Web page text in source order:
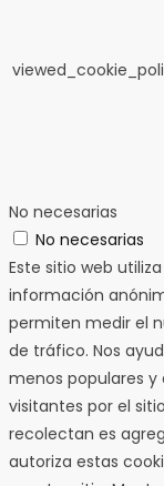
No necesarias
No necesarias
Este sitio web
información
permiten medir el
de tráfico. Nos
menos populares
visitantes por el
recolectan es
autoriza estas